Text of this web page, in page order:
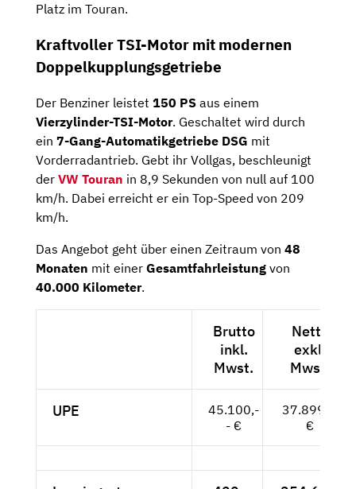
Platz im Touran.
Kraftvoller TSI-Motor mit modernen
Doppelkupplungsgetriebe
Der Benziner leistet 150 PS aus einem
Vierzylinder-TSI-Motor. Geschaltet wird durch
ein 7-Gang-Automatikgetriebe DSG mit
Vorderradantrieb. Gebt ihr Vollgas, beschleunigt
der VW Touran in 8,9 Sekunden von null auf 100
km/h. Dabei erreicht er ein Top-Speed von 209
km/h.
Das Angebot geht über einen Zeitraum von 48
Monaten mit einer Gesamtfahrleistung von
40.000 Kilometer.
Brutto
inkl.
Mwst.
Netto
exkl.
Mwst.
UPE
45.100,-
- €
37.899,--
€